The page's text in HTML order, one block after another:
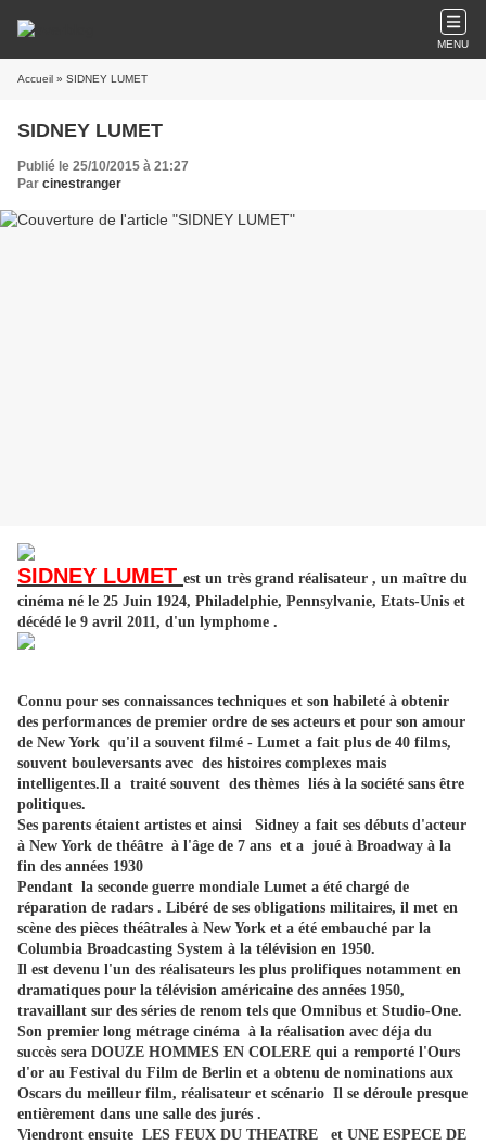
MENU
Accueil » SIDNEY LUMET
SIDNEY LUMET
Publié le 25/10/2015 à 21:27
Par cinestranger
SIDNEY LUMET est un très grand réalisateur , un maître du
cinéma né le 25 Juin 1924, Philadelphie, Pennsylvanie, Etats-Unis et
décédé le 9 avril 2011, d'un lymphome .
Connu pour ses connaissances techniques et son habileté à obtenir
des performances de premier ordre de ses acteurs et pour son amour
de New York qu'il a souvent filmé - Lumet a fait plus de 40 films,
souvent bouleversants avec des histoires complexes mais
intelligentes.Il a traité souvent des thèmes liés à la société sans être
politiques.
Ses parents étaient artistes et ainsi Sidney a fait ses débuts d'acteur
à New York de théâtre à l'âge de 7 ans et a joué à Broadway à la
fin des années 1930
Pendant la seconde guerre mondiale Lumet a été chargé de
réparation de radars . Libéré de ses obligations militaires, il met en
scène des pièces théâtrales à New York et a été embauché par la
Columbia Broadcasting System à la télévision en 1950.
Il est devenu l'un des réalisateurs les plus prolifiques notamment en
dramatiques pour la télévision américaine des années 1950,
travaillant sur des séries de renom tels que Omnibus et Studio-One.
Son premier long métrage cinéma à la réalisation avec déja du
succès sera DOUZE HOMMES EN COLERE qui a remporté l'Ours
d'or au Festival du Film de Berlin et a obtenu de nominations aux
Oscars du meilleur film, réalisateur et scénario Il se déroule presque
entièrement dans une salle des jurés .
Viendront ensuite LES FEUX DU THEATRE et UNE ESPECE DE